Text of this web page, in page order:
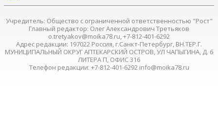
Учредитель: Общество с ограниченной ответственностью "Рост"
Главный редактор: Олег Александрович Третьяков
o.tretyakov@moika78.ru, +7-812-401-6292
Адрес редакции: 197022 Россия, г.Санкт-Петербург, ВН.ТЕР.Г.
МУНИЦИПАЛЬНЫЙ ОКРУГ АПТЕКАРСКИЙ ОСТРОВ, УЛ ЧАПЫГИНА, Д. 6
ЛИТЕРА П, ОФИС 316
Телефон редакции: +7-812-401-6292 info@moika78.ru